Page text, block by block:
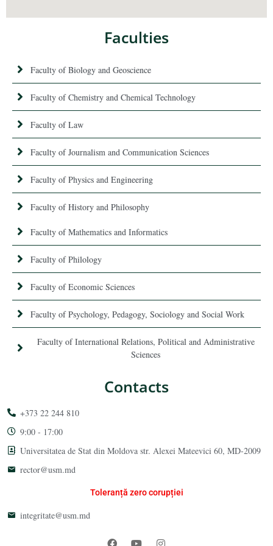
Faculties
Faculty of Biology and Geoscience
Faculty of Chemistry and Chemical Technology
Faculty of Law
Faculty of Journalism and Communication Sciences
Faculty of Physics and Engineering
Faculty of History and Philosophy
Faculty of Mathematics and Informatics
Faculty of Philology
Faculty of Economic Sciences
Faculty of Psychology, Pedagogy, Sociology and Social Work
Faculty of International Relations, Political and Administrative
Sciences
Contacts
+373 22 244 810
9:00 - 17:00
Universitatea de Stat din Moldova str. Alexei Mateevici 60, MD-2009
rector@usm.md
Toleranță zero corupției
integritate@usm.md